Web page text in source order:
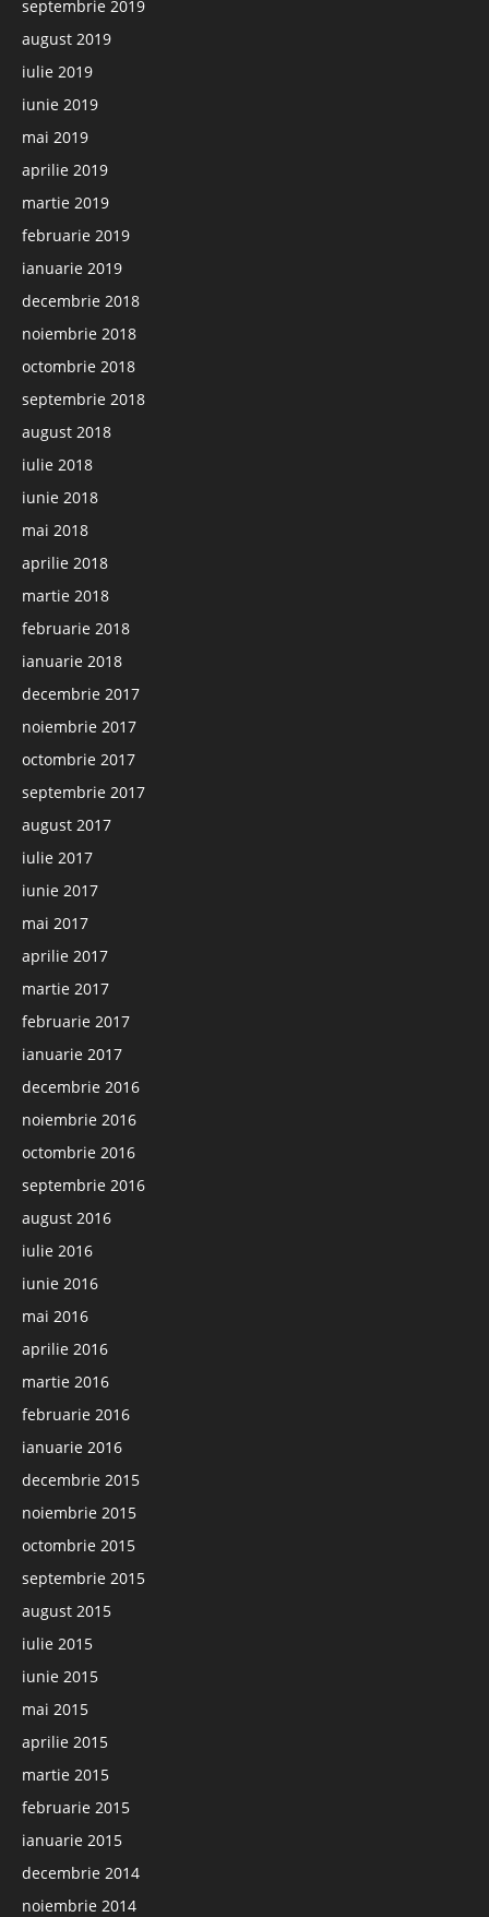
septembrie 2019
august 2019
iulie 2019
iunie 2019
mai 2019
aprilie 2019
martie 2019
februarie 2019
ianuarie 2019
decembrie 2018
noiembrie 2018
octombrie 2018
septembrie 2018
august 2018
iulie 2018
iunie 2018
mai 2018
aprilie 2018
martie 2018
februarie 2018
ianuarie 2018
decembrie 2017
noiembrie 2017
octombrie 2017
septembrie 2017
august 2017
iulie 2017
iunie 2017
mai 2017
aprilie 2017
martie 2017
februarie 2017
ianuarie 2017
decembrie 2016
noiembrie 2016
octombrie 2016
septembrie 2016
august 2016
iulie 2016
iunie 2016
mai 2016
aprilie 2016
martie 2016
februarie 2016
ianuarie 2016
decembrie 2015
noiembrie 2015
octombrie 2015
septembrie 2015
august 2015
iulie 2015
iunie 2015
mai 2015
aprilie 2015
martie 2015
februarie 2015
ianuarie 2015
decembrie 2014
noiembrie 2014